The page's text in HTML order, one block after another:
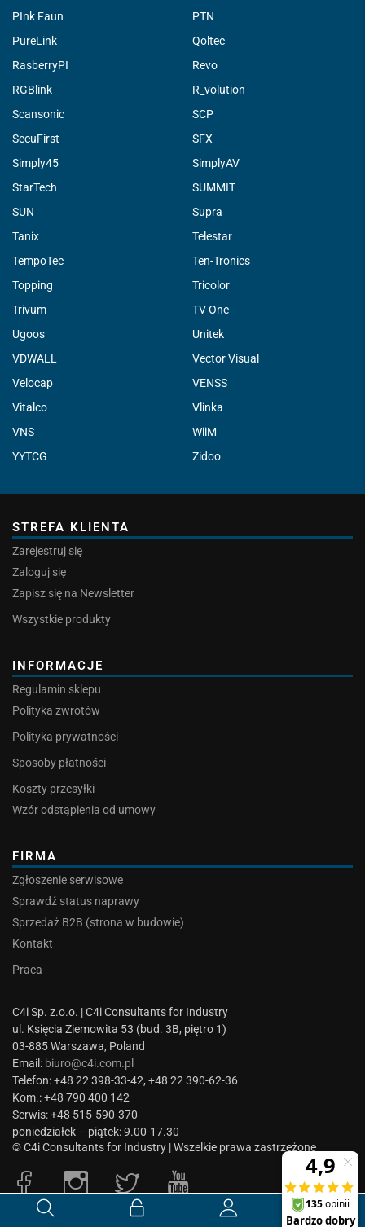
PInk Faun
PTN
PureLink
Qoltec
RasberryPI
Revo
RGBlink
R_volution
Scansonic
SCP
SecuFirst
SFX
Simply45
SimplyAV
StarTech
SUMMIT
SUN
Supra
Tanix
Telestar
TempoTec
Ten-Tronics
Topping
Tricolor
Trivum
TV One
Ugoos
Unitek
VDWALL
Vector Visual
Velocap
VENSS
Vitalco
Vlinka
VNS
WiiM
YYTCG
Zidoo
STREFA KLIENTA
Zarejestruj się
Zaloguj się
Zapisz się na Newsletter
Wszystkie produkty
INFORMACJE
Regulamin sklepu
Polityka zwrotów
Polityka prywatności
Sposoby płatności
Koszty przesyłki
Wzór odstąpienia od umowy
FIRMA
Zgłoszenie serwisowe
Sprawdź status naprawy
Sprzedaż B2B (strona w budowie)
Kontakt
Praca
C4i Sp. z.o.o. | C4i Consultants for Industry
ul. Księcia Ziemowita 53 (bud. 3B, piętro 1)
03-885 Warszawa, Poland
Email: biuro@c4i.com.pl
Telefon: +48 22 398-33-42, +48 22 390-62-36
Kom.: +48 790 400 142
Serwis: +48 515-590-370
poniedziałek – piątek: 9.00-17.30
© C4i Consultants for Industry | Wszelkie prawa zastrzeżone
0